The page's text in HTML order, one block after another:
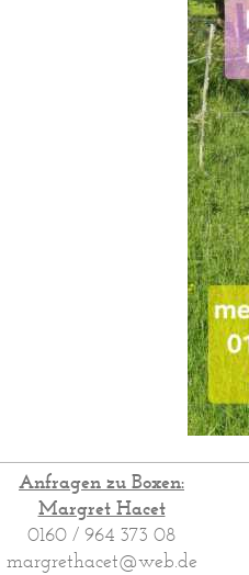
Anfragen zu Boxen:
Margret Hacet
0160 / 964 373 08
margrethacet@web.de